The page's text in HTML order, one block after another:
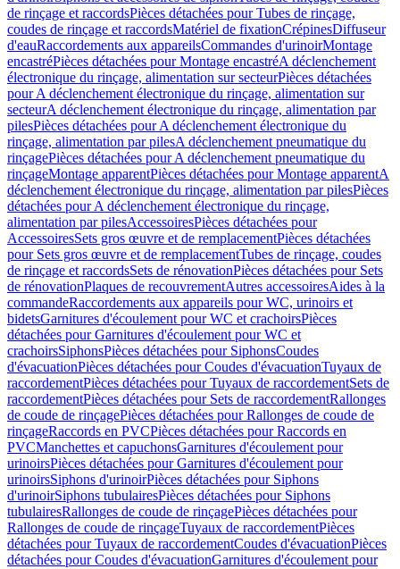
de rinçage et raccordsPièces détachées pour Tubes de rinçage,
coudes de rinçage et raccordsMatériel de fixationCrépinesDiffuseur
d'eauRaccordements aux appareilsCommandes d'urinoirMontage
encastréPièces détachées pour Montage encastréA déclenchement
électronique du rinçage, alimentation sur secteurPièces détachées
pour A déclenchement électronique du rinçage, alimentation sur
secteurA déclenchement électronique du rinçage, alimentation par
pilesPièces détachées pour A déclenchement électronique du
rinçage, alimentation par pilesA déclenchement pneumatique du
rinçagePièces détachées pour A déclenchement pneumatique du
rinçageMontage apparentPièces détachées pour Montage apparentA
déclenchement électronique du rinçage, alimentation par pilesPièces
détachées pour A déclenchement électronique du rinçage,
alimentation par pilesAccessoiresPièces détachées pour
AccessoiresSets gros œuvre et de remplacementPièces détachées
pour Sets gros œuvre et de remplacementTubes de rinçage, coudes
de rinçage et raccordsSets de rénovationPièces détachées pour Sets
de rénovationPlaques de recouvrementAutres accessoiresAides à la
commandeRaccordements aux appareils pour WC, urinoirs et
bidetsGarnitures d'écoulement pour WC et crachoirsPièces
détachées pour Garnitures d'écoulement pour WC et
crachoirsSiphonsPièces détachées pour SiphonsCoudes
d'évacuationPièces détachées pour Coudes d'évacuationTuyaux de
raccordementPièces détachées pour Tuyaux de raccordementSets de
raccordementPièces détachées pour Sets de raccordementRallonges
de coude de rinçagePièces détachées pour Rallonges de coude de
rinçageRaccords en PVCPièces détachées pour Raccords en
PVCManchettes et capuchonsGarnitures d'écoulement pour
urinoirsPièces détachées pour Garnitures d'écoulement pour
urinoirsSiphons d'urinoirPièces détachées pour Siphons
d'urinoirSiphons tubulairesPièces détachées pour Siphons
tubulairesRallonges de coude de rinçagePièces détachées pour
Rallonges de coude de rinçageTuyaux de raccordementPièces
détachées pour Tuyaux de raccordementCoudes d'évacuationPièces
détachées pour Coudes d'évacuationGarnitures d'écoulement pour